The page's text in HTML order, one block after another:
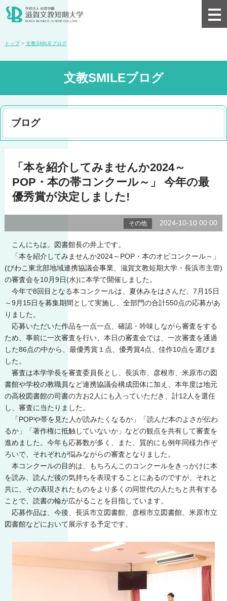
トップ > 文教SMILEブログ
文教SMILEブログ
ブログ
「本を紹介してみませんか2024～
POP・本の帯コンクール～」 今年の最
優秀賞が決定しました!
その他 2024-10-10 00:00
こんにちは。図書館長の井上です。
「本を紹介してみませんか2024～POP・本のオビコンクール～」
(びわこ東北部地域連携協議会事業、滋賀文教短期大学・長浜市主管)
の審査会を10月9日(水)に本学で開催しました。
今年で8回目となる本コンクールは、夏休みをはさんだ、7月15日
～9月15日を募集期間として実施し、全部門の合計550点の応募があ
りました。
応募いただいた作品を一点一点、確認・吟味しながら審査をする
ため、事前に一次審査を行い、本日の審査会では、一次審査を通過
した86点の中から、最優秀賞１点、優秀賞4点、佳作10点を選びま
した。
審査は本学学長を審査委員長とし、長浜市、彦根市、米原市の図
書館や学校の教職員など連携協議会構成団体に加え、本年度は地元
の高校図書館の司書の方お2人にも入っていただき、計12人を選任
し、審査に当たりました。
「POPや帯を見た人が読みたくなるか」「読んだ本のよさが伝わ
るか」「著作権に抵触していないか」などの観点を共有して審査を
進めました。今年も応募数が多く、また、質的にも例年同様力作ぞ
ろいで、それぞれが悩みながらの審査となりました。
本コンクールの目的は、もちろんこのコンクールをきっかけに本
を読み、読んだ後の気持ちを表現することにあるのですが、それと
共に、その表現されたものをより多くの同世代の人たちと共有する
ことで、読書の輪が広がることを目指しています。
応募作品は、今後、長浜市立図書館、彦根市立図書館、米原市立
図書館などにおいて展示する予定です。